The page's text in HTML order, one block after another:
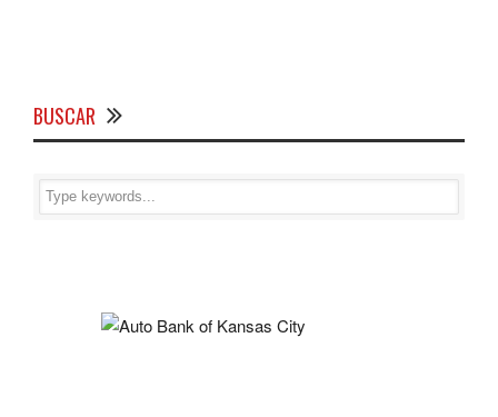
BUSCAR